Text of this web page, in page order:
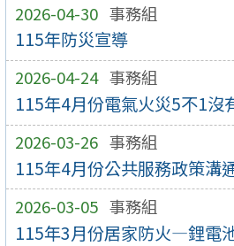
2026-04-30 事務組
115年防災宣導
2026-04-24 事務組
115年4月份電氣火災5不1沒
2026-03-26 事務組
115年4月份公共服務政策溝
2026-03-05 事務組
115年3月份居家防火—鋰電